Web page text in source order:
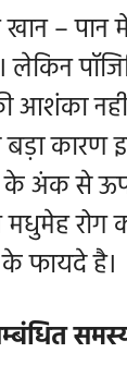
खान – पान
लेकिन
आशंका नहीं
कारण
अंक से ऊपर
रोग
फायदे है।